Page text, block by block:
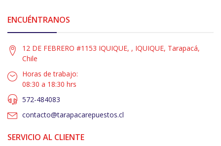
ENCUÉNTRANOS
12 DE FEBRERO #1153 IQUIQUE, , IQUIQUE, Tarapacá,
Chile
Horas de trabajo:
08:30 a 18:30 hrs
572-484083
contacto@tarapacarepuestos.cl
SERVICIO AL CLIENTE